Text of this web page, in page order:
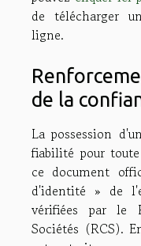
de télécharger
ligne.
de la
La possession
fiabilité pour
ce document
d'identité » de
vérifiées par le
Sociétés (RCS).